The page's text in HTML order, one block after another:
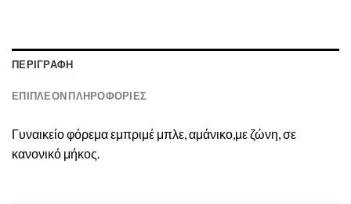
ΠΕΡΙΓΡΑΦΉ
ΕΠΙΠΛΈΟΝ ΠΛΗΡΟΦΟΡΊΕΣ
Γυναικείο φόρεμα εμπριμέ μπλε, αμάνικο,με ζώνη, σε
κανονικό μήκος.